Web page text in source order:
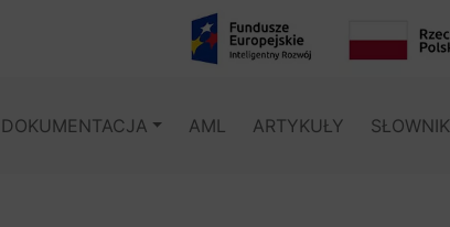
DOKUMENTACJA AML ARTYKUŁY SŁOWNIK